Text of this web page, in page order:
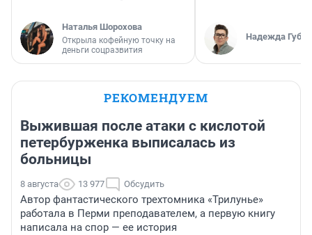
Наталья Шорохова
Открыла кофейную точку на
деньги соцразвития
Надежда
РЕКОМЕНДУЕМ
Выжившая после атаки с кислотой
петербурженка выписалась из
больницы
8 августа 13 977 Обсудить
Автор фантастического трехтомника «Трилунье»
работала в Перми преподавателем, а первую книгу
написала на спор — ее история